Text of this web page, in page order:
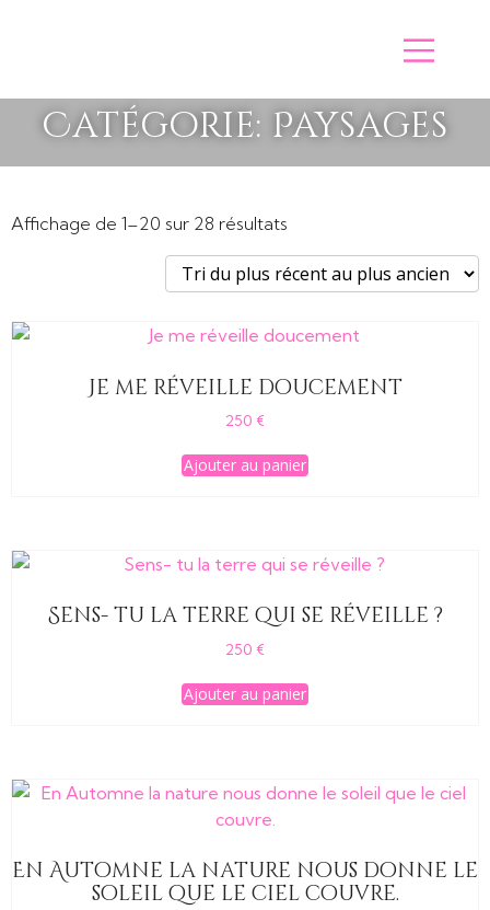
Catégorie: Paysages
Affichage de 1–20 sur 28 résultats
du
plus
au
ancien
Je me réveille doucement
250 €
Ajouter au panier
Sens- tu la terre qui se réveille ?
250 €
Ajouter au panier
En Automne la nature nous donne le
soleil que le ciel couvre.